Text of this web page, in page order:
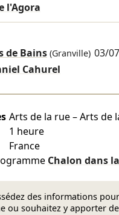
l'Agora
de Bains(Granville) 03/07
Cahurel
Arts de la rue – Arts de
1 heure
France
Chalon dans
des informations
ou souhaitez y apporter